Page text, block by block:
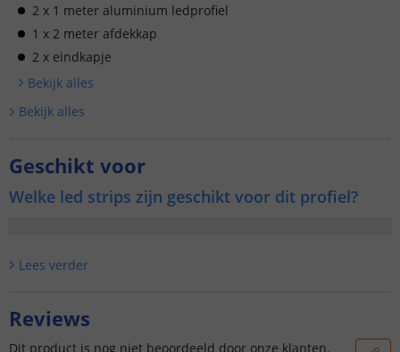
2 x 1 meter aluminium ledprofiel
1 x 2 meter afdekkap
2 x eindkapje
Bekijk alles
Bekijk alles
Geschikt voor
Welke led strips zijn geschikt voor dit profiel?
Lees verder
Reviews
Dit product is nog niet beoordeeld door onze klanten.